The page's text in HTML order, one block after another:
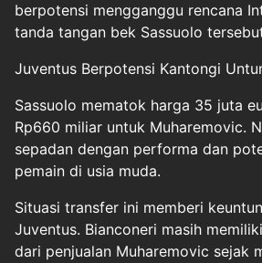
berpotensi mengganggu rencana
tanda tangan bek Sassuolo
Juventus Berpotensi Kantongi
Sassuolo mematok harga 35 juta
Rp660 miliar untuk Muharemovic.
sepadan dengan performa dan
pemain di usia muda.
Situasi transfer ini memberi
Juventus. Bianconeri masih
dari penjualan Muharemovic sejak